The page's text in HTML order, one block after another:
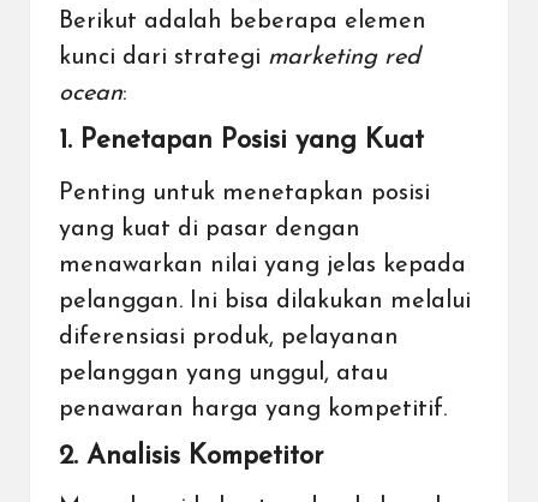
Berikut adalah beberapa elemen
kunci dari strategi marketing red
ocean:
1. Penetapan Posisi yang Kuat
Penting untuk menetapkan posisi
yang kuat di pasar dengan
menawarkan nilai yang jelas kepada
pelanggan. Ini bisa dilakukan melalui
diferensiasi produk, pelayanan
pelanggan yang unggul, atau
penawaran harga yang kompetitif.
2. Analisis Kompetitor